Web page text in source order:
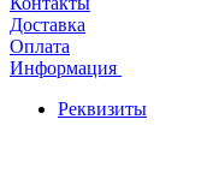
Доставка
Оплата
Информация
Реквизиты